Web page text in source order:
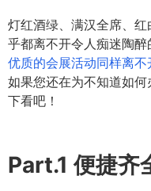
灯红酒绿、满汉全席、
乎都离不开令人痴迷陶醉
优质的会展活动同样离
如果您还在为不知道如
下看吧！
Part.1便捷齐